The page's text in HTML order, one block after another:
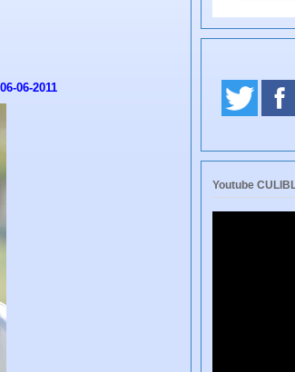
06-2011
Youtube